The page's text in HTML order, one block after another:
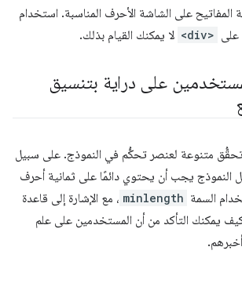
المفاتيح على الشاشة الأحرف المناسبة. استخدام
على <div> لا يمكنك القيام بذلك.
على دراية بتنسيق
متنوعة لعنصر تحكُّم في النموذج. على سبيل
النموذج يجب أن يحتوي دائمًا على ثمانية أحرف
السمة minlength ، مع الإشارة إلى قاعدة
يمكنك التأكد من أن المستخدمين على علم